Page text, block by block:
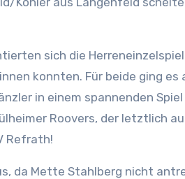
sich die
konnten. Für beide ging
in einem spannenden
Roovers, der letztlich
Refrath!
da Mette Stahlberg nicht